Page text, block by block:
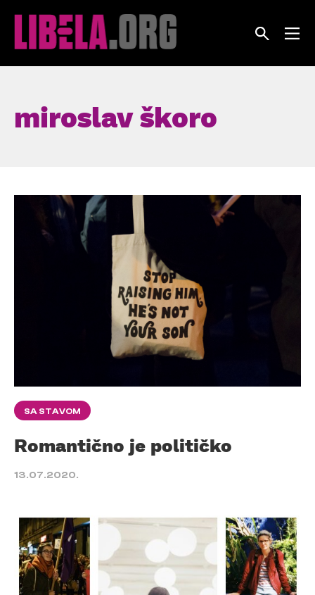
miroslav škoro
SA STAVOM
Romantično je političko
13.07.2020.